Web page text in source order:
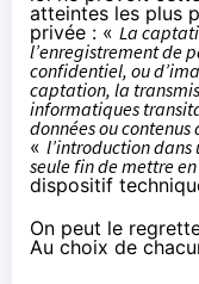
atteintes les plus
privée : « La
l’enregistrement de
confidentiel, ou
captation, la
informatiques
données ou contenus
« l’introduction dans
seule fin de mettre
dispositif
On peut le
Au choix de